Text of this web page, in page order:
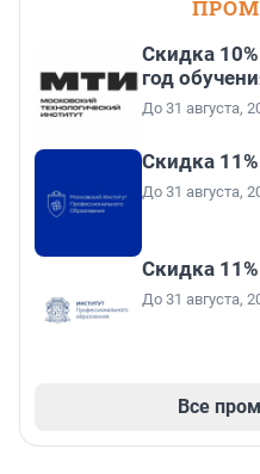
Скидка
год
До 31 августа,
Скидка
До 31 августа,
Скидка
До 31 августа,
Все